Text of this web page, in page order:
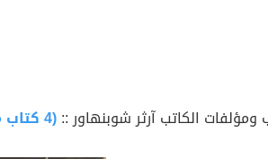
ومؤلفات الكاتب آرثر شوبنهاور ::(4 كتاب متاح للتحميل)